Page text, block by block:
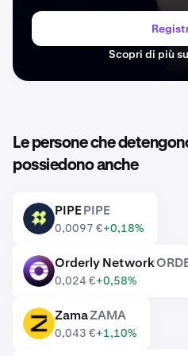
Scopri di più
Le persone che
possiedono anche
PIPE PIPEPIPE
0,0097 €+0,18%
ORDER Orderly Network
0,024 €+0,58%
ZAMA ZamaZAMA
0,043 €+1,10%